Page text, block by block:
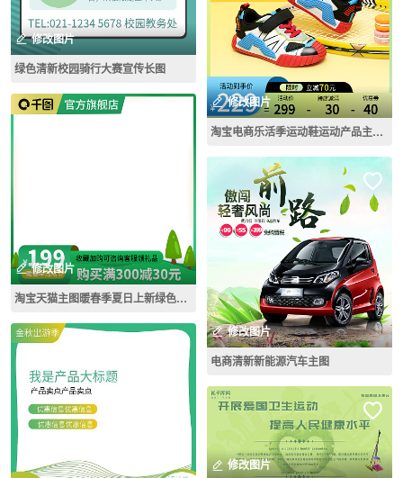
修改图片
绿色清新校园骑行大赛宣传长图
修改图片
淘宝天猫主图暖春季夏日上新绿色清新车图
修改图片
淘宝电商乐活季运动鞋运动产品主图直通车
修改图片
电商清新新能源汽车主图
修改图片